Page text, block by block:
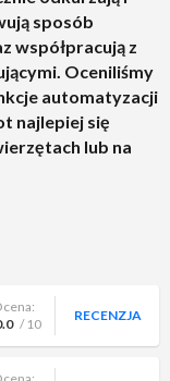
sposób
współpracują z
Oceniliśmy
automatyzacji
najlepiej się
lub na
/ 10
RECENZJA
Ocena:
8.5 / 10
RECENZJA
Ocena:
/ 10
RECENZJA